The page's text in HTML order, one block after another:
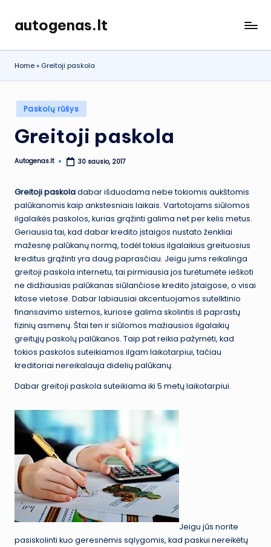
Skip
content
autogenas.lt
Home» Greitoji paskola
Posted
in
Paskolų rūšys
Greitoji paskola
Posted
Autogenas.lt 30 sausio, 2017
Greitoji paskoladabar išduodama nebe tokiomis aukštomis
palūkanomis kaip ankstesniais laikais. Vartotojams siūlomos
ilgalaikės paskolos, kurias grąžinti galima net per kelis metus.
Geriausia tai, kad dabar kredito įstaigos nustato ženkliai
mažesnę palūkanų normą, todėl tokius ilgalaikius greituosius
kreditus grąžinti yra daug paprasčiau. Jeigu jums reikalinga
greitoji paskola internetu, tai pirmiausia jos turėtumėte ieškoti
ne didžiausias palūkanas siūlančiose kredito įstaigose, o visai
kitose vietose. Dabar labiausiai akcentuojamos sutelktinio
finansavimo sistemos, kuriose galima skolintis iš paprastų
fizinių asmenų. Štai ten ir siūlomos mažiausios ilgalaikių
greitųjų paskolų palūkanos. Taip pat reikia pažymėti, kad
tokios paskolos suteikiamos ilgam laikotarpiui, tačiau
kreditoriai nereikalauja didelių palūkanų.
Dabar greitoji paskola suteikiama iki 5 metų laikotarpiui.
Jeigu jūs norite
pasiskolinti kuo geresnėmis sąlygomis, kad paskui nereikėtų